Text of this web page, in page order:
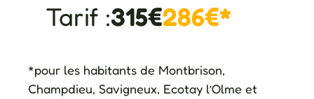
Tarif :315€286€*
*pour les habitants de Montbrison,
Champdieu, Savigneux, Ecotay l’Olme et